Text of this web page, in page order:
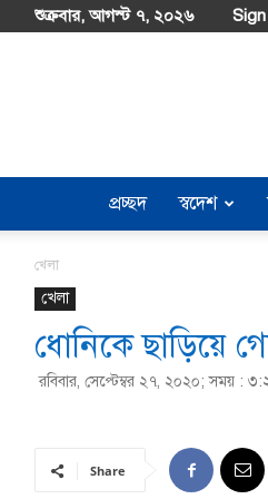
শুক্রবার, আগস্ট ৭, ২০২৬
প্রচ্ছদ স্বদেশ
খেলা
খেলা
ধোনিকে ছাড়িয়ে
রবিবার, সেপ্টেম্বর ২৭, ২০২০; সময় :
Share